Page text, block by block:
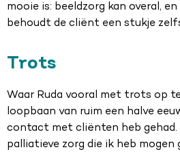
mooie is: beeldzorg kan overal,
behoudt de cliënt een stukje
Trots
Waar Ruda vooral met trots op
loopbaan van ruim een halve
contact met cliënten heb
palliatieve zorg die ik heb mogen